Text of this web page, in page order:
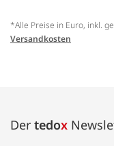
*Alle Preise in Euro, inkl.
Versandkosten
Der tedox